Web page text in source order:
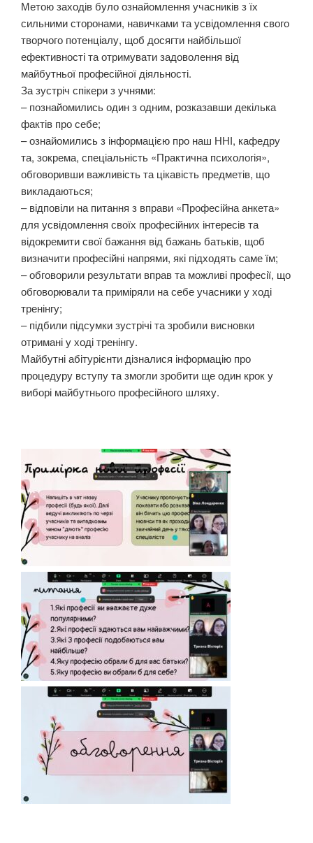
Метою заходів було ознайомлення учасників з їх
сильними сторонами, навичками та усвідомлення свого
творчого потенціалу, щоб досягти найбільшої
ефективності та отримувати задоволення від
майбутньої професійної діяльності.
За зустріч спікери з учнями:
– познайомились один з одним, розказавши декілька
фактів про себе;
– ознайомились з інформацією про наш ННІ, кафедру
та, зокрема, спеціальність «Практична психологія»,
обговоривши важливість та цікавість предметів, що
викладаються;
– відповіли на питання з вправи «Професійна анкета»
для усвідомлення своїх професійних інтересів та
відокремити свої бажання від бажань батьків, щоб
визначити професійні напрями, які підходять саме їм;
– обговорили результати вправ та можливі професії, що
обговорювали та приміряли на себе учасники у ході
тренінгу;
– підбили підсумки зустрічі та зробили висновки
отримані у ході тренінгу.
Майбутні абітурієнти дізналися інформацію про
процедуру вступу та змогли зробити ще один крок у
виборі майбутнього професійного шляху.